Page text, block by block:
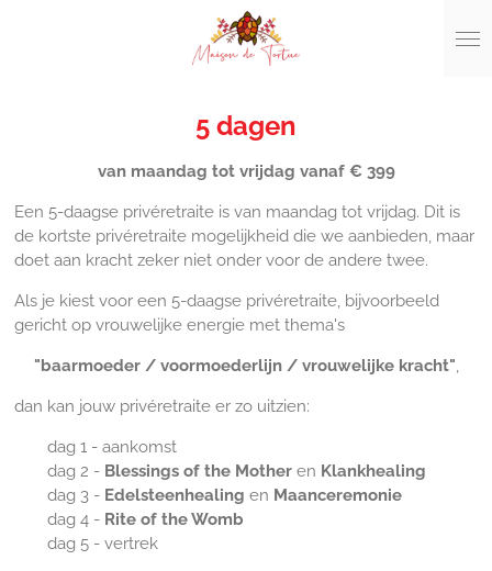
5 dagen
van maandag tot vrijdag vanaf € 399
Een 5-daagse privéretraite is van maandag tot vrijdag. Dit is
de kortste privéretraite mogelijkheid die we aanbieden, maar
doet aan kracht zeker niet onder voor de andere twee.
Als je kiest voor een 5-daagse privéretraite, bijvoorbeeld
gericht op vrouwelijke energie met thema's
"baarmoeder / voormoederlijn / vrouwelijke kracht",
dan kan jouw privéretraite er zo uitzien:
dag 1 - aankomst
dag 2 - Blessings of the Motheren Klankhealing
dag 3 - Edelsteenhealing en Maanceremonie
dag 4 - Rite of the Womb
dag 5 - vertrek